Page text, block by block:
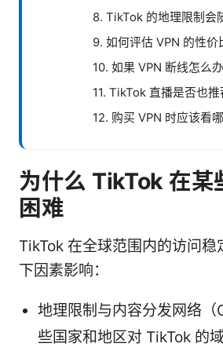
8. TikTok 的地理限制会
9. 如何评估 VPN 的性价
10. 如果 VPN 断线怎么办
11. TikTok 直播是否也推
12. 购买 VPN 时应该看
为什么 TikTok 在某
困难
TikTok 在全球范围内的访问稳
下因素影响：
地理限制与内容分发网络（
些国家和地区对 TikTok 的